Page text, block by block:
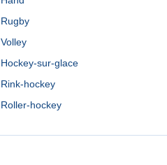
Rugby
Volley
Hockey-sur-glace
Rink-hockey
Roller-hockey